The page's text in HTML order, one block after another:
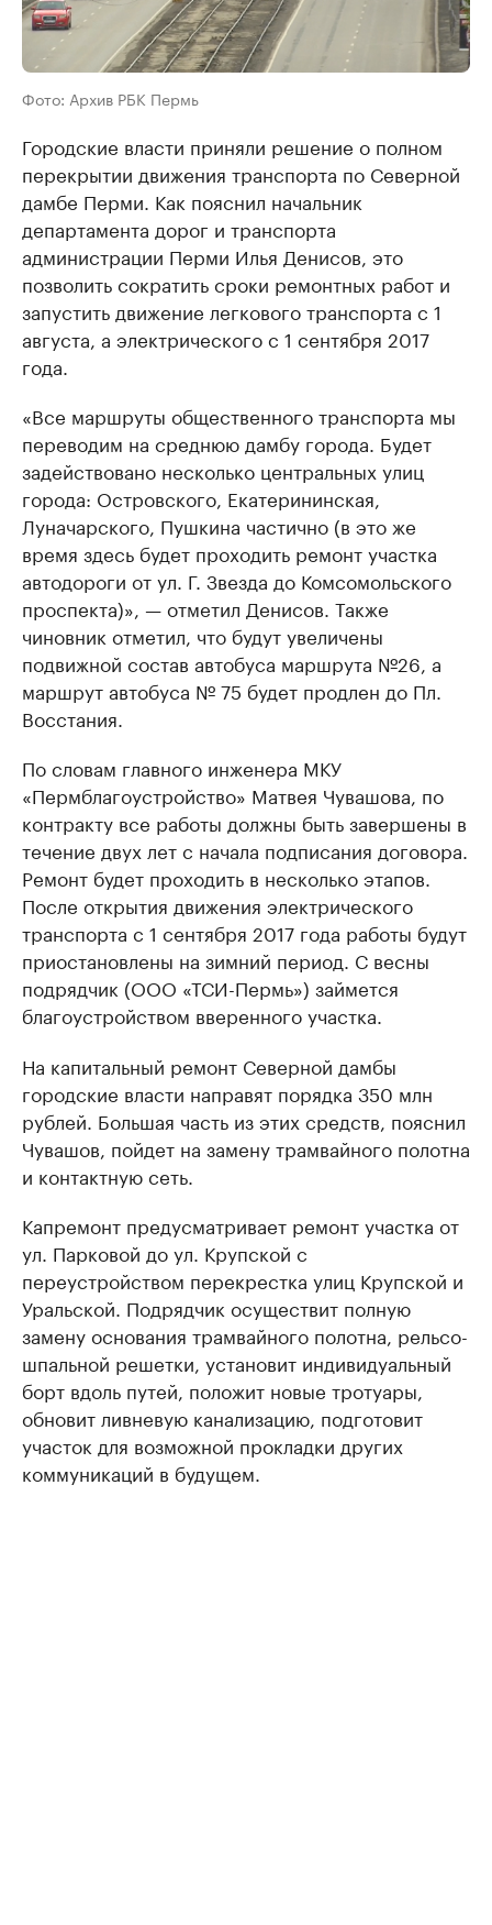
Фото: Архив РБК Пермь
Городские власти приняли решение о полном
перекрытии движения транспорта по Северной
дамбе Перми. Как пояснил начальник
департамента дорог и транспорта
администрации Перми Илья Денисов, это
позволить сократить сроки ремонтных работ и
запустить движение легкового транспорта с 1
августа, а электрического с 1 сентября 2017
года.
«Все маршруты общественного транспорта мы
переводим на среднюю дамбу города. Будет
задействовано несколько центральных улиц
города: Островского, Екатерининская,
Луначарского, Пушкина частично (в это же
время здесь будет проходить ремонт участка
автодороги от ул. Г. Звезда до Комсомольского
проспекта)», — отметил Денисов. Также
чиновник отметил, что будут увеличены
подвижной состав автобуса маршрута №26, а
маршрут автобуса № 75 будет продлен до Пл.
Восстания.
По словам главного инженера МКУ
«Пермблагоустройство» Матвея Чувашова, по
контракту все работы должны быть завершены в
течение двух лет с начала подписания договора.
Ремонт будет проходить в несколько этапов.
После открытия движения электрического
транспорта с 1 сентября 2017 года работы будут
приостановлены на зимний период. С весны
подрядчик (ООО «ТСИ-Пермь») займется
благоустройством вверенного участка.
На капитальный ремонт Северной дамбы
городские власти направят порядка 350 млн
рублей. Большая часть из этих средств, пояснил
Чувашов, пойдет на замену трамвайного полотна
и контактную сеть.
Капремонт предусматривает ремонт участка от
ул. Парковой до ул. Крупской с
переустройством перекрестка улиц Крупской и
Уральской. Подрядчик осуществит полную
замену основания трамвайного полотна, рельсо-
шпальной решетки, установит индивидуальный
борт вдоль путей, положит новые тротуары,
обновит ливневую канализацию, подготовит
участок для возможной прокладки других
коммуникаций в будущем.